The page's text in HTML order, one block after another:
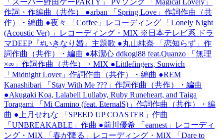
作詞・作編曲（共作） ●arban 「Spring Love」作詞作曲（共
作）・編曲 ●夜々 「Coffee」レコーディング 「Lonely Night
(Acoustic Ver) 」レコーディング・MIX ※日本テレビ系 ドラ
マDEEP『#いきなり婚』主題歌 ●丸山純奈 「恋知らず」作
詞作曲（共作）・編曲 ●林潔心 ddkogi88 feat.Quanzo 「無理
×∞」作詞作曲（共作）・MIX ●Littlefingers, Sunwich
「Midnight Lover」作詞作曲（共作）・編曲 ●REM
Kanashibari 「Stay With Me ???」作詞作曲（共作）・編曲
●Akugaki Koa, Lalabell Lullaby, Ruby Runeheart, and Taiga
Toragami 「Mi Camino (feat. EternalS)」作詞作曲（共作）・編
曲 ●上月せれな 「SPEED UP COASTER」作曲
「UNBREAKABLE」作曲 ●前川優希 「earnest」レコーディ
ング・MIX 「春が降る」レコーディング・MIX 「Dare to